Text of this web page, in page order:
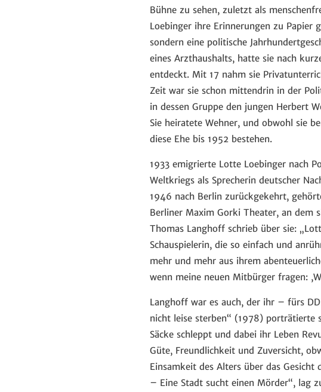
Bühne zu sehen, zuletzt als
Loebinger ihre Erinnerungen zu Papier
sondern eine politische
eines Arzthaushalts, hatte sie nach
entdeckt. Mit 17 nahm sie
Zeit war sie schon mittendrin in der
in dessen Gruppe den jungen Herbert
Sie heiratete Wehner, und obwohl sie
diese Ehe bis 1952 bestehen.
1933 emigrierte Lotte Loebinger nach
Weltkriegs als Sprecherin deutscher
1946 nach Berlin zurückgekehrt,
Berliner Maxim Gorki Theater, an dem
Thomas Langhoff schrieb über sie:
Schauspielerin, die so einfach und
mehr und mehr aus ihrem
wenn meine neuen Mitbürger fragen:
Langhoff war es auch, der ihr – fürs
nicht leise sterben“ (1978) porträtierte
Säcke schleppt und dabei ihr Leben
Güte, Freundlichkeit und Zuversicht,
Einsamkeit des Alters über das
– Eine Stadt sucht einen Mörder“, lag